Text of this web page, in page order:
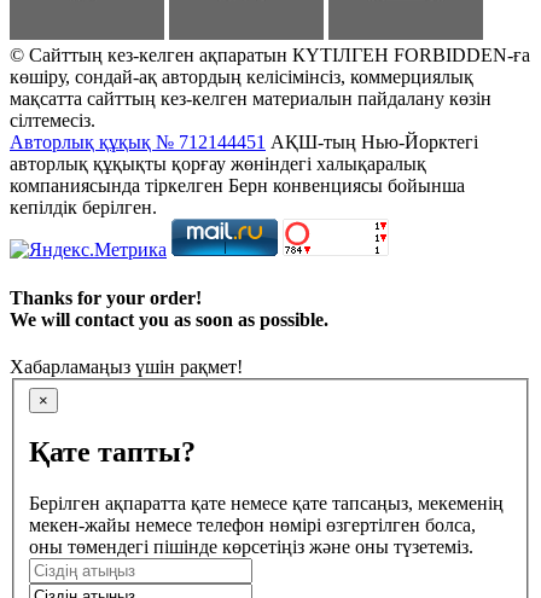
© Сайттың кез-келген ақпаратын КҮТІЛГЕН FORBIDDEN-ға
көшіру, сондай-ақ автордың келісімінсіз, коммерциялық
мақсатта сайттың кез-келген материалын пайдалану көзін
сілтемесіз.
Авторлық құқық № 712144451 АҚШ-тың Нью-Йорктегі
авторлық құқықты қорғау жөніндегі халықаралық
компаниясында тіркелген Берн конвенциясы бойынша
кепілдік берілген.
Thanks for your order!
We will contact you as soon as possible.
Хабарламаңыз үшін рақмет!
×
Қате тапты?
Берілген ақпаратта қате немесе қате тапсаңыз, мекеменің
мекен-жайы немесе телефон нөмірі өзгертілген болса,
оны төмендегі пішінде көрсетіңіз және оны түзетеміз.